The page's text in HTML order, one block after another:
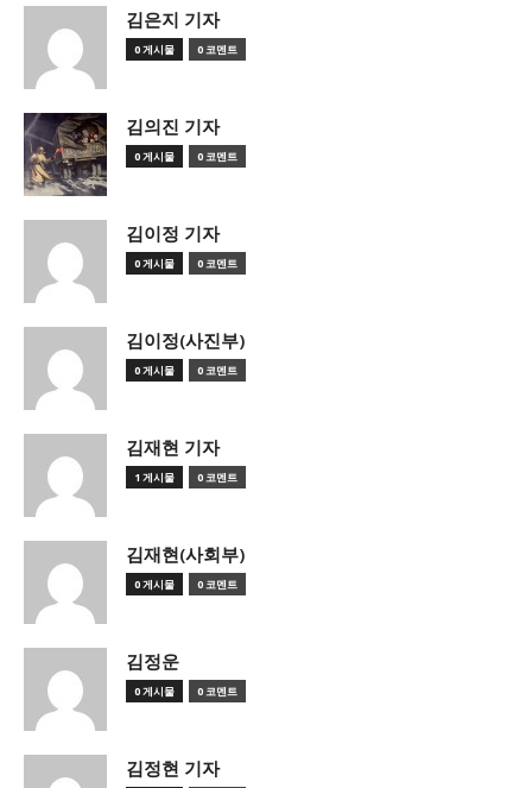
김은지 기자
0 게시물 0 코멘트
김의진 기자
0 게시물 0 코멘트
김이정 기자
0 게시물 0 코멘트
김이정(사진부)
0 게시물 0 코멘트
김재현 기자
1 게시물 0 코멘트
김재현(사회부)
0 게시물 0 코멘트
김정운
0 게시물 0 코멘트
김정현 기자